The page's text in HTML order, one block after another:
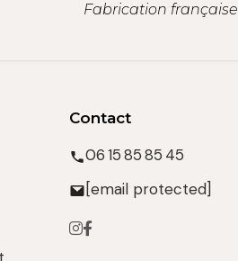
Fabrication française
Contact
06 15 85 85 45
[email protected]